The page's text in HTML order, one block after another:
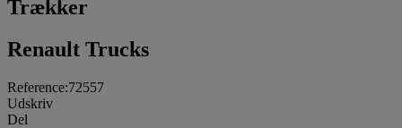
Trækker
Renault Trucks
Reference:72557
Udskriv
Del